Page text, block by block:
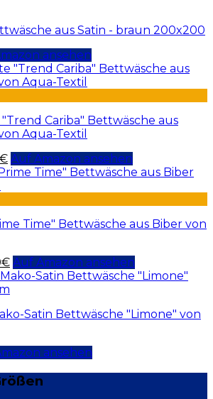
aus Satin - braun 200x200
ansehen
Cariba" Bettwäsche aus
Aqua-Textil
€ Auf Amazon ansehen
Time" Bettwäsche aus Biber von
€ Auf Amazon ansehen
Satin Bettwäsche "Limone" von
ansehen